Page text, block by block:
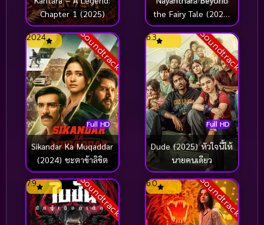
การเมือง (2)
การเริ่มต้นใหม่(1)
การแก้แค้น (1)
กีฬา (14)
ครอบครัว (2)
ครอบครัว Family(1)
ความขัดแย้ง (1)
ความรุนแรงในสังคม(1)
Chapter 1 (2025)
the Fairy Tale (2024)
ยิ่งกว่าเทพนิยาย
Soundtrack
Full HD
2024
Sikandar Ka Muqaddar
(2024) ชะตาข้าลิขิต
Soundtrack
Full HD
6.3
Dude (2025) หัวใจนี้ให้
นายคนเดียว
Soundtrack
7.9 Soundtrack
6.0